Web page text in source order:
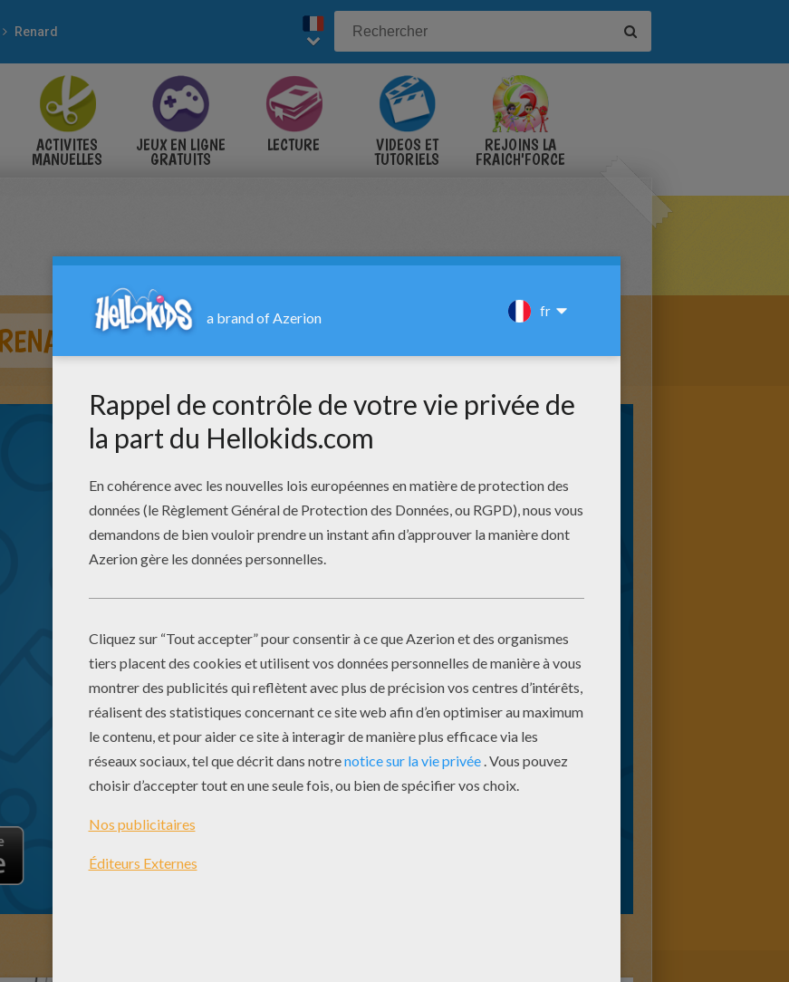
Renard
ACTIVITES
MANUELLES
JEUX EN LIGNE
GRATUITS
LECTURE VIDÉOS ET
TUTORIELS
REJOINS LA
FRAICH'FORCE
ROUX